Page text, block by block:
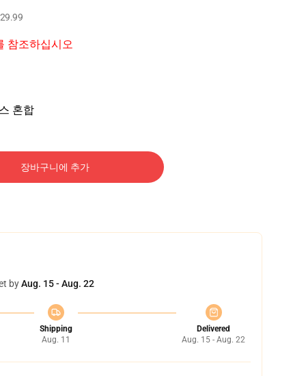
참조하십시오
혼합
장바구니에 추가
byAug. 15 - Aug. 22
Shipping
Aug. 11
Delivered
Aug. 15 - Aug. 22